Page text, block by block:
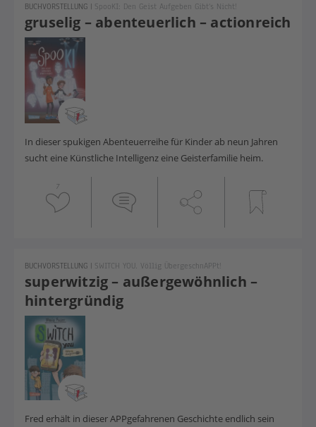
gruselig – abenteuerlich – actionreich
BUCHVORSTELLUNG | SpooKI: Den Geist Aufgeben Gibt‘s Nicht!
In dieser spukigen Abenteuerreihe für Kinder ab neun Jahren
sucht eine Künstliche Intelligenz eine Geisterfamilie heim.
7
superwitzig – außergewöhnlich –
hintergründig
BUCHVORSTELLUNG | SWITCH YOU. Völlig ÜbergeschnAPPt!
Fred erhält in dieser APPgefahrenen Geschichte endlich sein